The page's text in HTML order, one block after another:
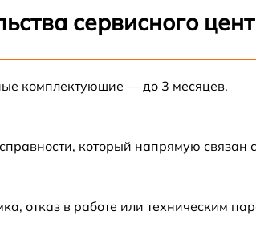
от 60 мин
сервисного
комплектующие — до 3 месяцев.
который напрямую
отказ в работе или техническим